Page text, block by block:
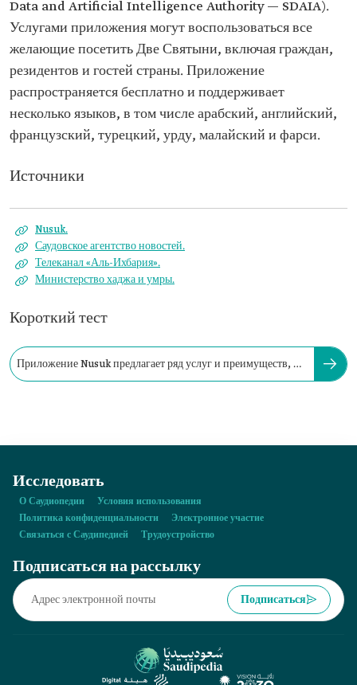
Data and Artificial Intelligence Authority — SDAIA).
Услугами приложения могут воспользоваться все
желающие посетить Две Святыни, включая граждан,
резидентов и гостей страны. Приложение
распространяется бесплатно и поддерживает
несколько языков, в том числе арабский, английский,
французский, турецкий, урду, малайский и фарси.
Источники
Nusuk.
Саудовское агентство новостей.
Телеканал «Аль-Ихбария».
Министерство хаджа и умры.
Короткий тест
Приложение Nusuk предлагает ряд услуг и преимуществ, в
Исследовать
О Саудиопедии
Условия использования
Политика конфиденциальности
Электронное участие
Связаться с Саудипедией
Трудоустройство
Подписаться на рассылку
Подписаться